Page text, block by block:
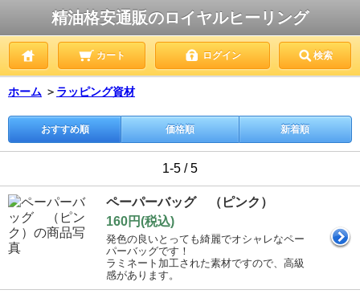
精油格安通販のロイヤルヒーリング
カート ログイン 検索
ホーム ＞ ラッピング資材
おすすめ順 価格順 新着順
1-5 / 5
ペーパーバッグ （ピンク）
160円(税込)
発色の良いとっても綺麗でオシャレなペー
パーバッグです！
ラミネート加工された素材ですので、高級
感があります。